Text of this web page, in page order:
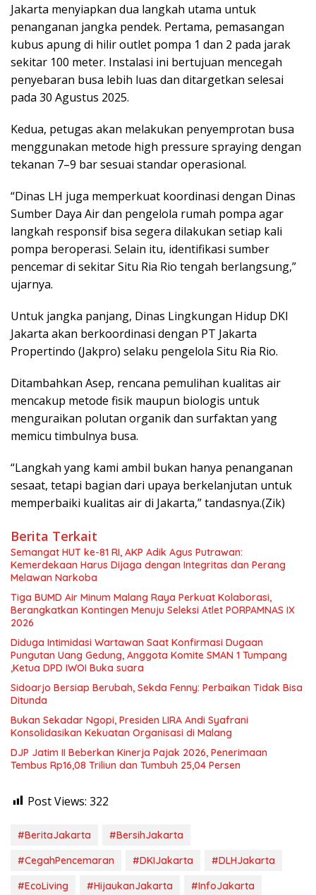
Jakarta menyiapkan dua langkah utama untuk
penanganan jangka pendek. Pertama, pemasangan
kubus apung di hilir outlet pompa 1 dan 2 pada jarak
sekitar 100 meter. Instalasi ini bertujuan mencegah
penyebaran busa lebih luas dan ditargetkan selesai
pada 30 Agustus 2025.
Kedua, petugas akan melakukan penyemprotan busa
menggunakan metode high pressure spraying dengan
tekanan 7–9 bar sesuai standar operasional.
“Dinas LH juga memperkuat koordinasi dengan Dinas
Sumber Daya Air dan pengelola rumah pompa agar
langkah responsif bisa segera dilakukan setiap kali
pompa beroperasi. Selain itu, identifikasi sumber
pencemar di sekitar Situ Ria Rio tengah berlangsung,”
ujarnya.
Untuk jangka panjang, Dinas Lingkungan Hidup DKI
Jakarta akan berkoordinasi dengan PT Jakarta
Propertindo (Jakpro) selaku pengelola Situ Ria Rio.
Ditambahkan Asep, rencana pemulihan kualitas air
mencakup metode fisik maupun biologis untuk
menguraikan polutan organik dan surfaktan yang
memicu timbulnya busa.
“Langkah yang kami ambil bukan hanya penanganan
sesaat, tetapi bagian dari upaya berkelanjutan untuk
memperbaiki kualitas air di Jakarta,” tandasnya.(Zik)
Berita Terkait
Semangat HUT ke-81 RI, AKP Adik Agus Putrawan:
Kemerdekaan Harus Dijaga dengan Integritas dan Perang
Melawan Narkoba
Tiga BUMD Air Minum Malang Raya Perkuat Kolaborasi,
Berangkatkan Kontingen Menuju Seleksi Atlet PORPAMNAS IX
2026
Diduga Intimidasi Wartawan Saat Konfirmasi Dugaan
Pungutan Uang Gedung, Anggota Komite SMAN 1 Tumpang
,Ketua DPD IWOI Buka suara
Sidoarjo Bersiap Berubah, Sekda Fenny: Perbaikan Tidak Bisa
Ditunda
Bukan Sekadar Ngopi, Presiden LIRA Andi Syafrani
Konsolidasikan Kekuatan Organisasi di Malang
DJP Jatim II Beberkan Kinerja Pajak 2026, Penerimaan
Tembus Rp16,08 Triliun dan Tumbuh 25,04 Persen
Post Views: 322
#BeritaJakarta
#BersihJakarta
#CegahPencemaran
#DKIJakarta
#DLHJakarta
#EcoLiving
#HijaukanJakarta
#InfoJakarta